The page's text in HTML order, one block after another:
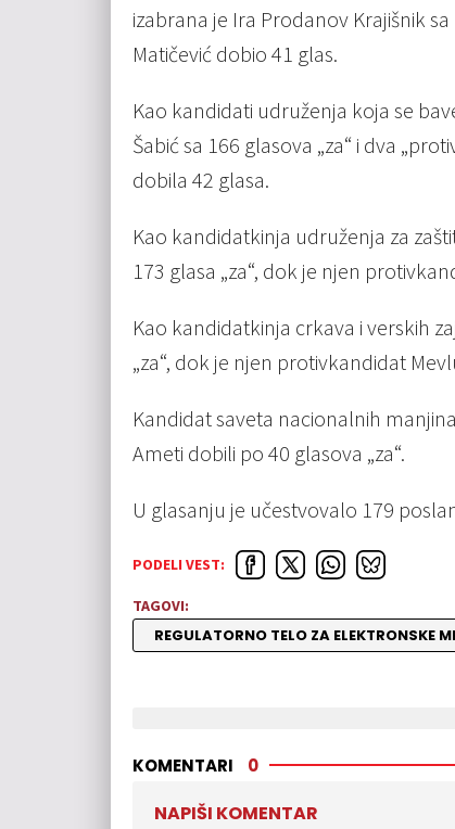
izabrana je Ira Prodanov Krajišnik
Matičević dobio 41 glas.
Kao kandidati udruženja koja se
Šabić sa 166 glasova „za“ i dva
dobila 42 glasa.
Kao kandidatkinja udruženja za
173 glasa „za“, dok je njen
Kao kandidatkinja crkava i verskih
„za“, dok je njen protivkandidat
Kandidat saveta nacionalnih
Ameti dobili po 40 glasova „za“.
U glasanju je učestvovalo 179
PODELI VEST:
TAGOVI:
REGULATORNO TELO ZA ELEKTRONSKE
KOMENTARI 0
NAPIŠI KOMENTAR